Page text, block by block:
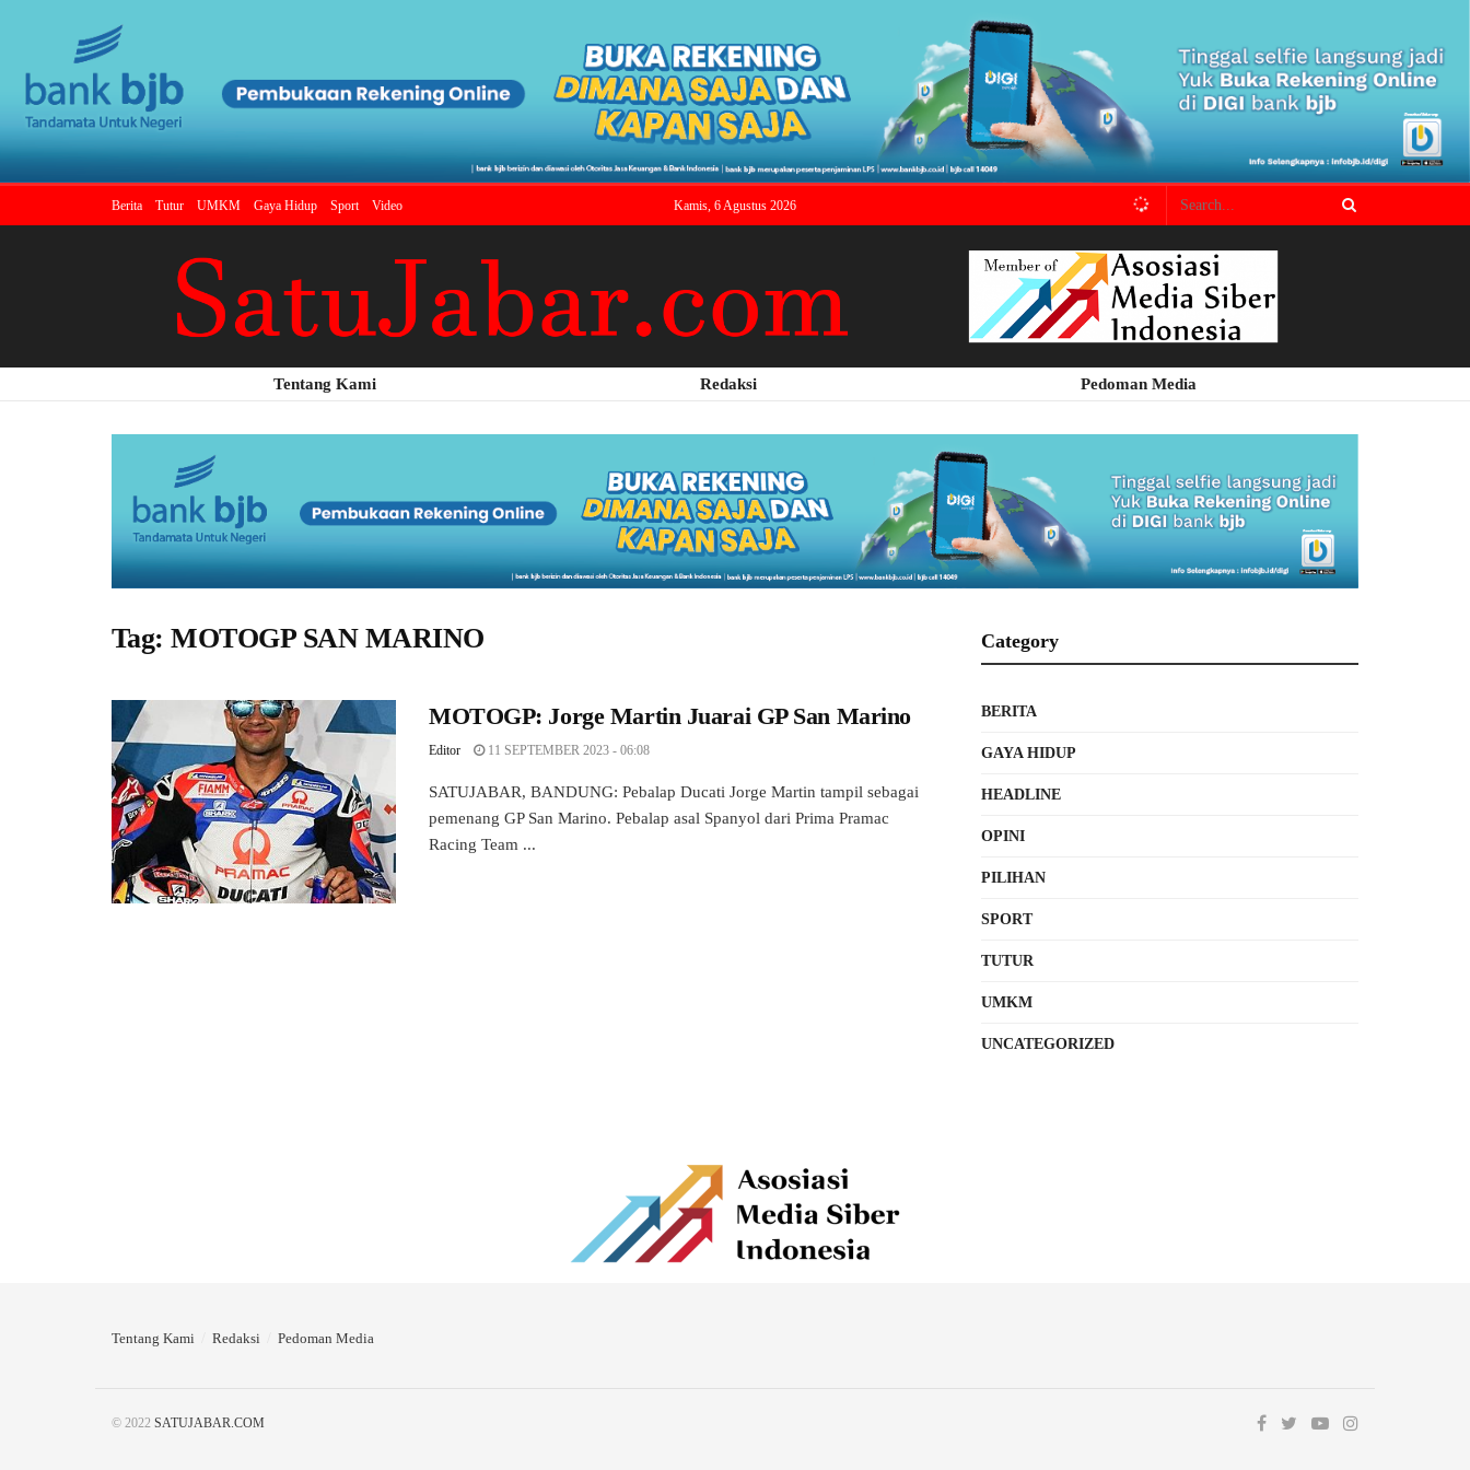
Berita Tutur UMKM Gaya Hidup Sport Video Kamis, 6 Agustus 2026
Tentang Kami Redaksi Pedoman Media
Tag:MOTOGP SAN MARINO
MOTOGP: Jorge Martin Juarai GP San Marino
Editor 11 SEPTEMBER 2023 - 06:08
SATUJABAR, BANDUNG: Pebalap Ducati Jorge Martin tampil sebagai
pemenang GP San Marino. Pebalap asal Spanyol dari Prima Pramac
Racing Team ...
Category
BERITA
GAYA HIDUP
HEADLINE
OPINI
PILIHAN
SPORT
TUTUR
UMKM
UNCATEGORIZED
Tentang Kami Redaksi Pedoman Media
© 2022 SATUJABAR.COM